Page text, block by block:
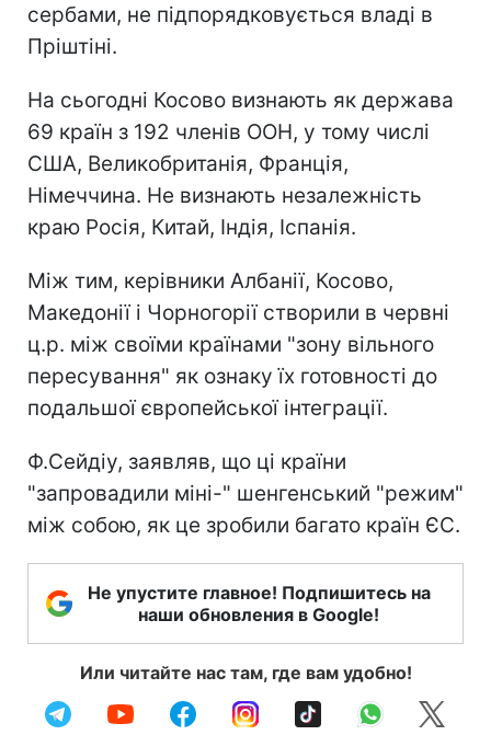
сербами, не підпорядковується владі в
Пріштіні.
На сьогодні Косово визнають як держава
69 країн з 192 членів ООН, у тому числі
США, Великобританія, Франція,
Німеччина. Не визнають незалежність
краю Росія, Китай, Індія, Іспанія.
Між тим, керівники Албанії, Косово,
Македонії і Чорногорії створили в червні
ц.р. між своїми країнами "зону вільного
пересування" як ознаку їх готовності до
подальшої європейської інтеграції.
Ф.Сейдіу, заявляв, що ці країни
"запровадили міні-" шенгенський "режим"
між собою, як це зробили багато країн ЄС.
Не упустите главное! Подпишитесь на
наши обновления в Google!
Или читайте нас там, где вам удобно!